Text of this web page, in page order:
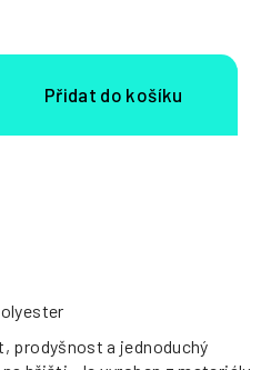
prodyšnost a jednoduchý